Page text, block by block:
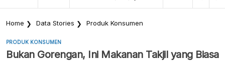
Home Data Stories Produk Konsumen
PRODUK KONSUMEN
Bukan Gorengan, Ini Makanan Takjil yang Biasa